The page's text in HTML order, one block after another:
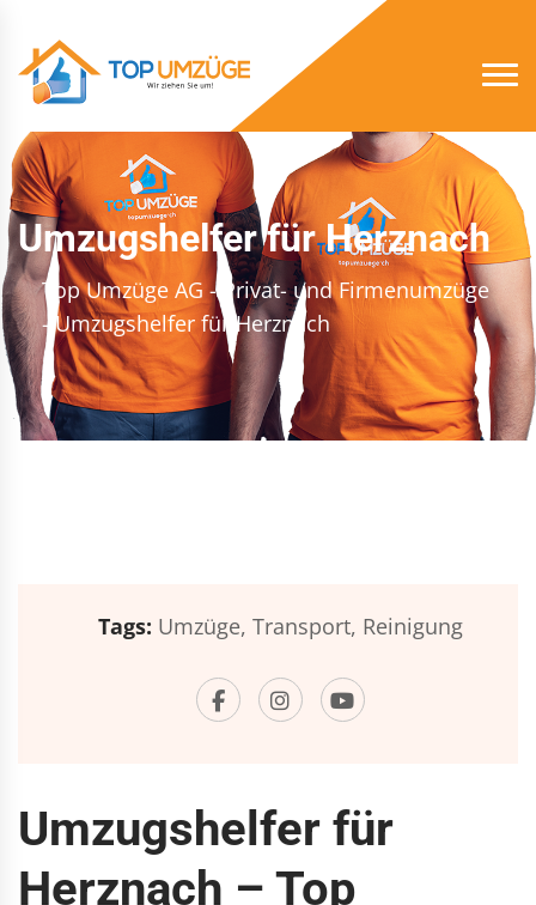
Umzugshelfer für Herznach
Top Umzüge AG - Privat- und Firmenumzüge
- Umzugshelfer für Herznach
Tags: Umzüge, Transport, Reinigung
Umzugshelfer für
Herznach – Top